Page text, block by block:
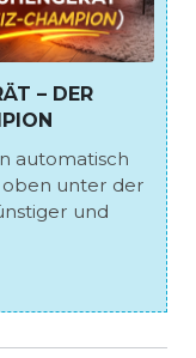
– DER
automatisch
oben unter der
und